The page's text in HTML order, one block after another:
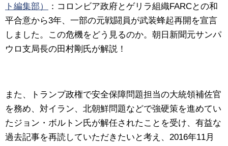
ト編集部）
： コロンビア政府とゲリラ組織FARCとの和
平合意から3年、一部の元戦闘員が武装蜂起再開を宣言
しました。この危機をどう見るのか。朝日新聞元サンパ
ウロ支局長の田村剛氏が解説！
また、トランプ政権で安全保障問題担当の大統領補佐官
を務め、対イラン、北朝鮮問題などで強硬策を進めてい
たジョン・ボルトン氏が解任されたことを受け、有益な
過去記事を再読していただきたいと考え、2016年11月